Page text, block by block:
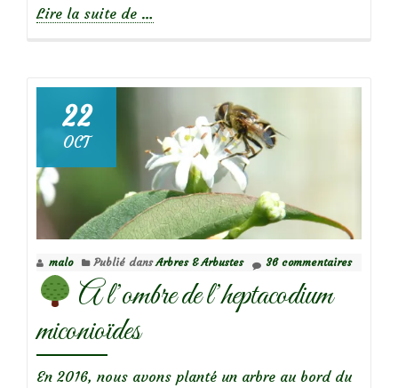
Lire la suite de à
Focus
sur
le
rosier
‘Kathleen’
…
22
OCT
malo Publié dansArbres & Arbustes 36 commentaires
A l’ombre de l’heptacodium
miconioïdes
En 2016, nous avons planté un arbre au bord du